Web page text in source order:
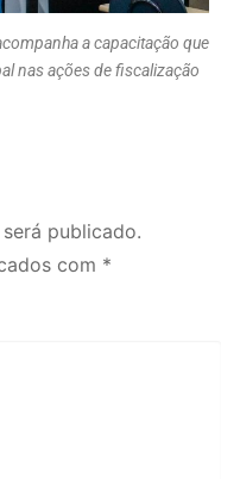
a capacitação que
nas ações de fiscalização
publicado.
com *